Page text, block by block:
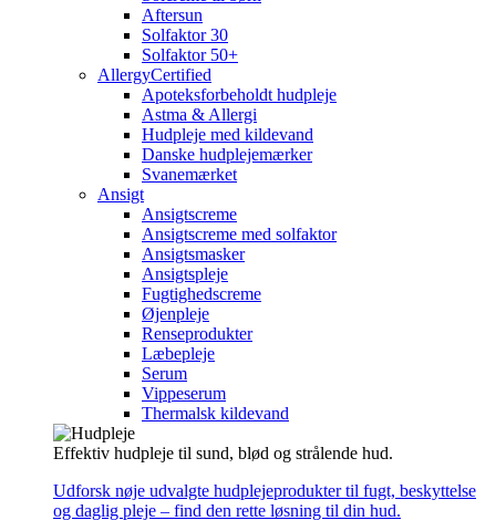
Aftersun
Solfaktor 30
Solfaktor 50+
AllergyCertified
Apoteksforbeholdt hudpleje
Astma & Allergi
Hudpleje med kildevand
Danske hudplejemærker
Svanemærket
Ansigt
Ansigtscreme
Ansigtscreme med solfaktor
Ansigtsmasker
Ansigtspleje
Fugtighedscreme
Øjenpleje
Renseprodukter
Læbepleje
Serum
Vippeserum
Thermalsk kildevand
Effektiv hudpleje til sund, blød og strålende hud.
Udforsk nøje udvalgte hudplejeprodukter til fugt, beskyttelse
og daglig pleje – find den rette løsning til din hud.